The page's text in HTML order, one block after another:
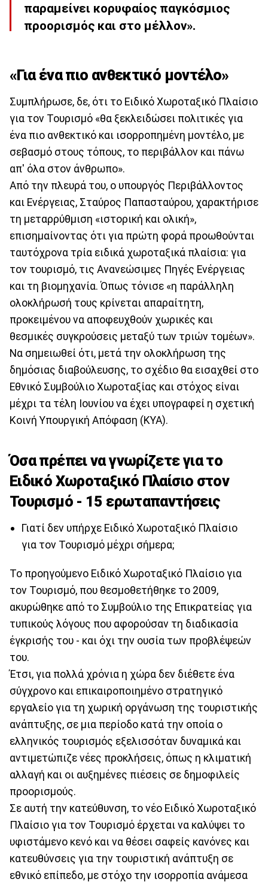
παραμείνει κορυφαίος παγκόσμιος
προορισμός και στο μέλλον».
«Για ένα πιο ανθεκτικό μοντέλο»
Συμπλήρωσε, δε, ότι το Ειδικό Χωροταξικό Πλαίσιο
για τον Τουρισμό «θα ξεκλειδώσει πολιτικές για
ένα πιο ανθεκτικό και ισορροπημένη μοντέλο, με
σεβασμό στους τόπους, το περιβάλλον και πάνω
απ' όλα στον άνθρωπο».
Από την πλευρά του, ο υπουργός Περιβάλλοντος
και Ενέργειας, Σταύρος Παπασταύρου, χαρακτήρισε
τη μεταρρύθμιση «ιστορική και ολική»,
επισημαίνοντας ότι για πρώτη φορά προωθούνται
ταυτόχρονα τρία ειδικά χωροταξικά πλαίσια: για
τον τουρισμό, τις Ανανεώσιμες Πηγές Ενέργειας
και τη βιομηχανία. Όπως τόνισε «η παράλληλη
ολοκλήρωσή τους κρίνεται απαραίτητη,
προκειμένου να αποφευχθούν χωρικές και
θεσμικές συγκρούσεις μεταξύ των τριών τομέων».
Να σημειωθεί ότι, μετά την ολοκλήρωση της
δημόσιας διαβούλευσης, το σχέδιο θα εισαχθεί στο
Εθνικό Συμβούλιο Χωροταξίας και στόχος είναι
μέχρι τα τέλη Ιουνίου να έχει υπογραφεί η σχετική
Κοινή Υπουργική Απόφαση (ΚΥΑ).
Όσα πρέπει να γνωρίζετε για το
Ειδικό Χωροταξικό Πλαίσιο στον
Τουρισμό - 15 ερωταπαντήσεις
Γιατί δεν υπήρχε Ειδικό Χωροταξικό Πλαίσιο
για τον Τουρισμό μέχρι σήμερα;
Το προηγούμενο Ειδικό Χωροταξικό Πλαίσιο για
τον Τουρισμό, που θεσμοθετήθηκε το 2009,
ακυρώθηκε από το Συμβούλιο της Επικρατείας για
τυπικούς λόγους που αφορούσαν τη διαδικασία
έγκρισής του - και όχι την ουσία των προβλέψεών
του.
Έτσι, για πολλά χρόνια η χώρα δεν διέθετε ένα
σύγχρονο και επικαιροποιημένο στρατηγικό
εργαλείο για τη χωρική οργάνωση της τουριστικής
ανάπτυξης, σε μια περίοδο κατά την οποία ο
ελληνικός τουρισμός εξελισσόταν δυναμικά και
αντιμετώπιζε νέες προκλήσεις, όπως η κλιματική
αλλαγή και οι αυξημένες πιέσεις σε δημοφιλείς
προορισμούς.
Σε αυτή την κατεύθυνση, το νέο Ειδικό Χωροταξικό
Πλαίσιο για τον Τουρισμό έρχεται να καλύψει το
υφιστάμενο κενό και να θέσει σαφείς κανόνες και
κατευθύνσεις για την τουριστική ανάπτυξη σε
εθνικό επίπεδο, με στόχο την ισορροπία ανάμεσα